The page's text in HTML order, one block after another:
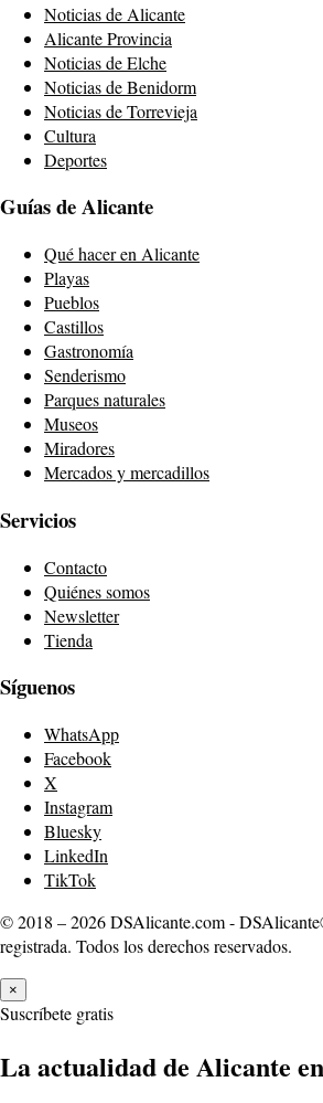
Noticias de Alicante
Alicante Provincia
Noticias de Elche
Noticias de Benidorm
Noticias de Torrevieja
Cultura
Deportes
Guías de Alicante
Qué hacer en Alicante
Playas
Pueblos
Castillos
Gastronomía
Senderismo
Parques naturales
Museos
Miradores
Mercados y mercadillos
Servicios
Contacto
Quiénes somos
Newsletter
Tienda
Síguenos
WhatsApp
Facebook
X
Instagram
Bluesky
LinkedIn
TikTok
© 2018 – 2026 DSAlicante.com -
registrada. Todos los derechos reservados.
×
Suscríbete gratis
La actualidad de Alicante